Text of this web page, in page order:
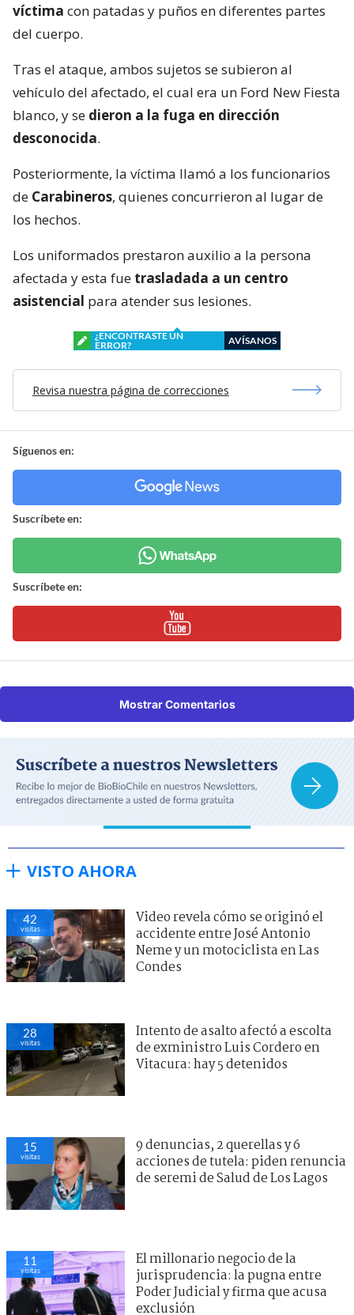
víctima con patadas y puños en diferentes partes
del cuerpo.
Tras el ataque, ambos sujetos se subieron al
vehículo del afectado, el cual era un Ford New Fiesta
blanco, y se dieron a la fuga en dirección
desconocida.
Posteriormente, la víctima llamó a los funcionarios
de Carabineros, quienes concurrieron al lugar de
los hechos.
Los uniformados prestaron auxilio a la persona
afectada y esta fue trasladada a un centro
asistencial para atender sus lesiones.
¿ENCONTRASTE UN
ERROR?
AVÍSANOS
Revisa nuestra página de correcciones
Síguenos en:
Suscríbete en:
Suscríbete en:
Mostrar Comentarios
VISTO AHORA
42
visitas
Video revela cómo se originó el
accidente entre José Antonio
Neme y un motociclista en Las
Condes
28
visitas
Intento de asalto afectó a escolta
de exministro Luis Cordero en
Vitacura: hay 5 detenidos
15
visitas
9 denuncias, 2 querellas y 6
acciones de tutela: piden renuncia
de seremi de Salud de Los Lagos
11
visitas
El millonario negocio de la
jurisprudencia: la pugna entre
Poder Judicial y firma que acusa
exclusión